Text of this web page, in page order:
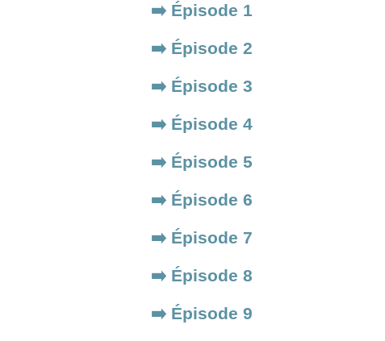
➡️ Épisode 1
➡️ Épisode 2
➡️ Épisode 3
➡️ Épisode 4
➡️ Épisode 5
➡️ Épisode 6
➡️ Épisode 7
➡️ Épisode 8
➡️ Épisode 9